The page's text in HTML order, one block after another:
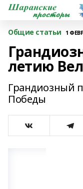
Общие статьи 1
летию
Грандиозный
Победы